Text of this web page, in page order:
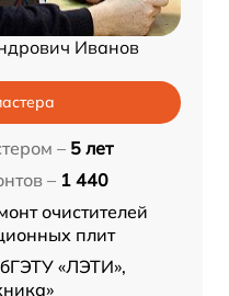
Иванов
– 5 лет
– 1 440
очистителей
плит
«ЛЭТИ»,